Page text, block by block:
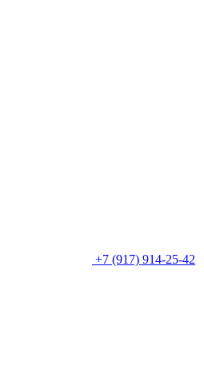
+7 (917) 914-25-42